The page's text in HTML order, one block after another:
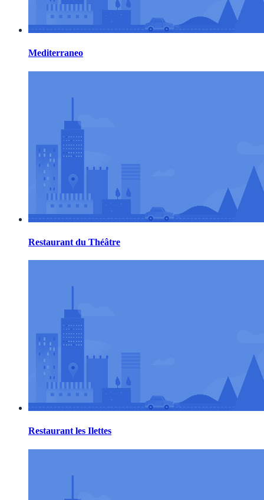
Mediterraneo
Restaurant du Théâtre
Restaurant les Ilettes